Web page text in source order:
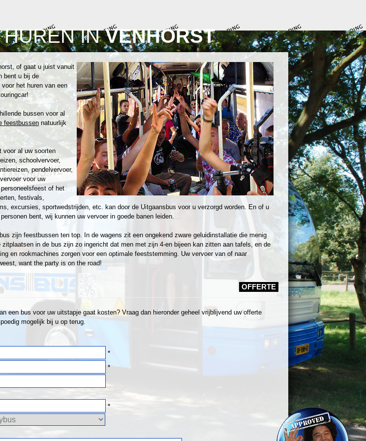
INVENHORST
of gaat u juist vanuit
bent u bij de
het huren van een
bussen voor al
feestbussen natuurlijk
voor al uw soorten
schoolvervoer,
pendelvervoer,
voor uw
of het
festivals,
excursies, sportwedstrijden, etc. kan door de Uitgaansbus voor u verzorgd worden. En of u
bent, wij kunnen uw vervoer in goede banen leiden.
zijn feestbussen ten top. In de wagens zit een ongekend zware geluidinstallatie die menig
in de bus zijn zo ingericht dat men met zijn 4-en bijeen kan zitten aan tafels, en de
en rookmachines zorgen voor een optimale feeststemming. Uw vervoer van of naar
want the party is on the road!
OFFERTE
een bus voor uw uitstapje gaat kosten? Vraag dan hieronder geheel vrijblijvend uw offerte
mogelijk bij u op terug.
*
*
*